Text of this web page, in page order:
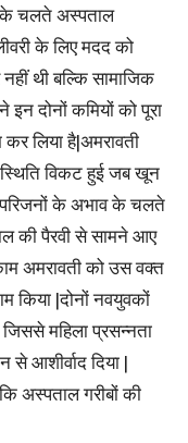
के चलते अस्पताल
के लिए मदद को
थी बल्कि सामाजिक
दोनों कमियों को पूरा
लिया है|अमरावती
विकट हुई जब खून
परिजनों के अभाव के चलते
की पैरवी से सामने आए
अमरावती को उस वक्त
किया |दोनों नवयुवकों
महिला प्रसन्नता
आशीर्वाद दिया |
अस्पताल गरीबों की